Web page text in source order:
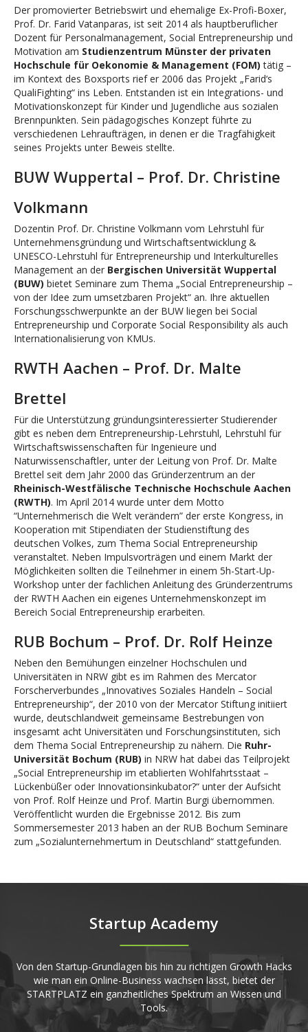
Der promovierter Betriebswirt und ehemalige Ex-Profi-Boxer,
Prof. Dr. Farid Vatanparas, ist seit 2014 als hauptberuflicher
Dozent für Personalmanagement, Social Entrepreneurship und
Motivation am Studienzentrum Münster der privaten
Hochschule für Oekonomie & Management (FOM) tätig –
im Kontext des Boxsports rief er 2006 das Projekt „Farid‘s
QualiFighting“ ins Leben. Entstanden ist ein Integrations- und
Motivationskonzept für Kinder und Jugendliche aus sozialen
Brennpunkten. Sein pädagogisches Konzept führte zu
verschiedenen Lehraufträgen, in denen er die Tragfähigkeit
seines Projekts unter Beweis stellte.
BUW Wuppertal – Prof. Dr. Christine
Volkmann
Dozentin Prof. Dr. Christine Volkmann vom Lehrstuhl für
Unternehmensgründung und Wirtschaftsentwicklung &
UNESCO-Lehrstuhl für Entrepreneurship und Interkulturelles
Management an der Bergischen Universität Wuppertal
(BUW) bietet Seminare zum Thema „Social Entrepreneurship –
von der Idee zum umsetzbaren Projekt“ an. Ihre aktuellen
Forschungsschwerpunkte an der BUW liegen bei Social
Entrepreneurship und Corporate Social Responsibility als auch
Internationalisierung von KMUs.
RWTH Aachen – Prof. Dr. Malte
Brettel
Für die Unterstützung gründungsinteressierter Studierender
gibt es neben dem Entrepreneurship-Lehrstuhl, Lehrstuhl für
Wirtschaftswissenschaften für Ingenieure und
Naturwissenschaftler, unter der Leitung von Prof. Dr. Malte
Brettel seit dem Jahr 2000 das Gründerzentrum an der
Rheinisch-Westfälische Technische Hochschule Aachen
(RWTH). Im April 2014 wurde unter dem Motto
“Unternehmerisch die Welt verändern” der erste Kongress, in
Kooperation mit Stipendiaten der Studienstiftung des
deutschen Volkes, zum Thema Social Entrepreneurship
veranstaltet. Neben Impulsvorträgen und einem Markt der
Möglichkeiten sollten die Teilnehmer in einem 5h-Start-Up-
Workshop unter der fachlichen Anleitung des Gründerzentrums
der RWTH Aachen ein eigenes Unternehmenskonzept im
Bereich Social Entrepreneurship erarbeiten.
RUB Bochum – Prof. Dr. Rolf Heinze
Neben den Bemühungen einzelner Hochschulen und
Universitäten in NRW gibt es im Rahmen des Mercator
Forscherverbundes „Innovatives Soziales Handeln – Social
Entrepreneurship“, der 2010 von der Mercator Stiftung initiiert
wurde, deutschlandweit gemeinsame Bestrebungen von
insgesamt acht Universitäten und Forschungsinstituten, sich
dem Thema Social Entrepreneurship zu nähern. Die Ruhr-
Universität Bochum (RUB) in NRW hat dabei das Teilprojekt
„Social Entrepreneurship im etablierten Wohlfahrtsstaat –
Lückenbüßer oder Innovationsinkubator?“ unter der Aufsicht
von Prof. Rolf Heinze und Prof. Martin Burgi übernommen.
Veröffentlicht wurden die Ergebnisse 2012. Bis zum
Sommersemester 2013 haben an der RUB Bochum Seminare
zum „Sozialunternehmertum in Deutschland“ stattgefunden.
Startup Academy
Von den Startup-Grundlagen bis hin zu richtigen Growth Hacks
wie man ein Online-Business wachsen lässt, bietet der
STARTPLATZ ein ganzheitliches Spektrum an Wissen und
Tools.